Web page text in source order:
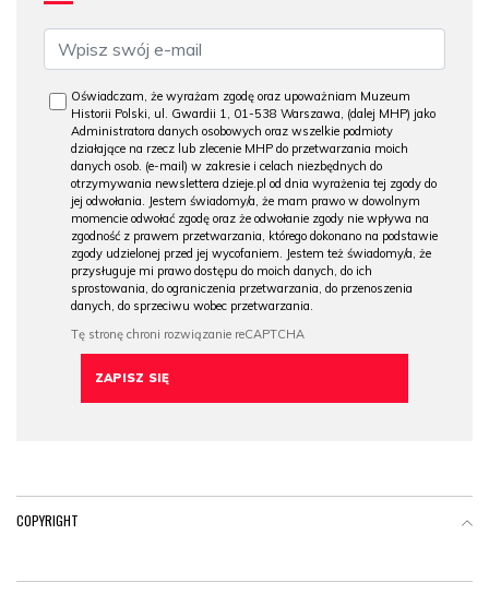
Oświadczam, że wyrażam zgodę oraz upoważniam Muzeum
Historii Polski, ul. Gwardii 1, 01-538 Warszawa, (dalej MHP) jako
Administratora danych osobowych oraz wszelkie podmioty
działające na rzecz lub zlecenie MHP do przetwarzania moich
danych osob. (e-mail) w zakresie i celach niezbędnych do
otrzymywania newslettera dzieje.pl od dnia wyrażenia tej zgody do
jej odwołania. Jestem świadomy/a, że mam prawo w dowolnym
momencie odwołać zgodę oraz że odwołanie zgody nie wpływa na
zgodność z prawem przetwarzania, którego dokonano na podstawie
zgody udzielonej przed jej wycofaniem. Jestem też świadomy/a, że
przysługuje mi prawo dostępu do moich danych, do ich
sprostowania, do ograniczenia przetwarzania, do przenoszenia
danych, do sprzeciwu wobec przetwarzania.
COPYRIGHT